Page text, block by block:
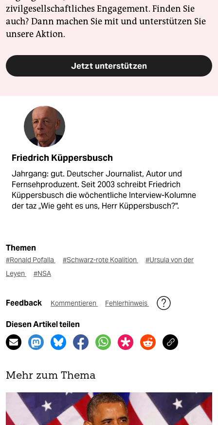
zivilgesellschaftliches Engagement. Finden Sie
auch? Dann machen Sie mit und unterstützen Sie
unsere Aktion.
Jetzt unterstützen
Friedrich Küppersbusch
Jahrgang: gut. Deutscher Journalist, Autor und
Fernsehproduzent. Seit 2003 schreibt Friedrich
Küppersbusch die wöchentliche Interview-Kolumne
der taz „Wie geht es uns, Herr Küppersbusch?".
Themen
#Ronald Pofalla #Schwarz-rote Koalition
#Ursula von der
Leyen
#NSA
Feedback Kommentieren Fehlerhinweis
Diesen Artikel teilen
Mehr zum Thema